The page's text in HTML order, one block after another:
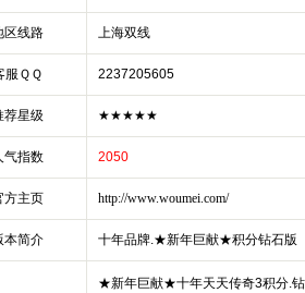
区线路 上海双线
服ＱＱ 2237205605
荐星级 ★★★★★
气指数 2050
方主页 http://www.woumei.com/
本简介 十年品牌.★新年巨献★积分钻石版
★新年巨献★十年天天传奇3积分.